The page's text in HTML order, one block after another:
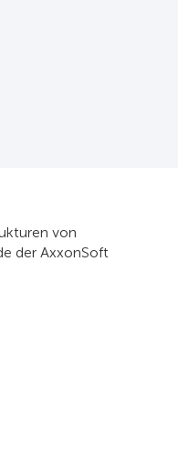
von
der AxxonSoft